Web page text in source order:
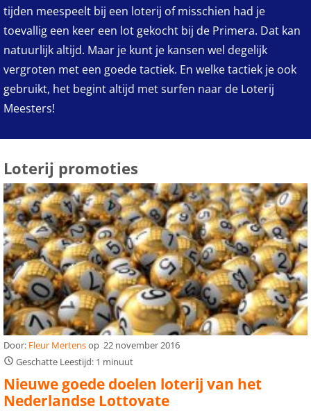
tijden meespeelt bij een loterij of misschien had je
toevallig een keer een lot gekocht bij de Primera. Dat kan
natuurlijk altijd. Maar je kunt je kansen wel degelijk
vergroten met een goede tactiek. En welke tactiek je ook
gebruikt, het begint altijd met surfen naar de Loterij
Meesters!
Loterij promoties
Door: Fleur Mertensop 22 november 2016
Geschatte Leestijd: 1 minuut
Nieuwe goede doelen loterij van het
Nederlandse Lottovate